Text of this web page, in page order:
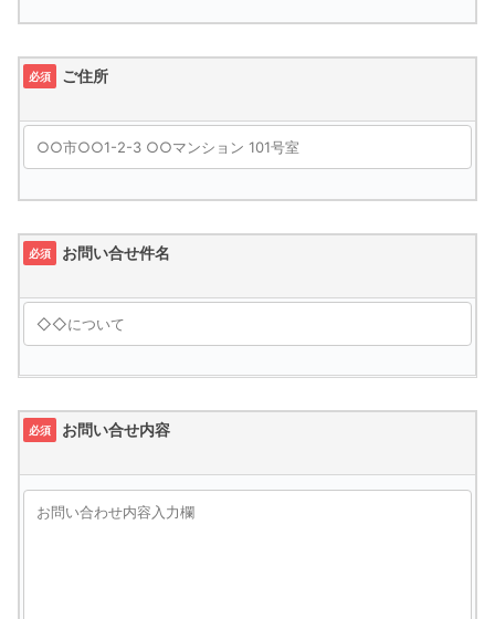
必須 ご住所
必須 お問い合せ件名
必須 お問い合せ内容